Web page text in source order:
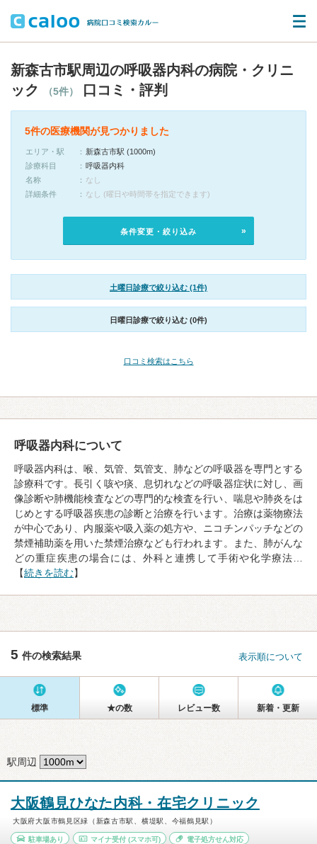
新森古市駅周辺の呼吸器内科の病院・クリニ
ック
（5件） 口コミ・評判
5件の医療機関が見つかりました
エリア・駅
新森古市駅 (1000m)
診療科目
呼吸器内科
名称
なし
詳細条件
なし (曜日や時間帯を指定できます)
条件変更・絞り込み
土曜日診療で絞り込む (1件)
日曜日診療で絞り込む (0件)
口コミ検索はこちら
呼吸器内科について
呼吸器内科は、喉、気管、気管支、肺などの呼吸器を専門とする
診療科です。長引く咳や痰、息切れなどの呼吸器症状に対し、画
像診断や肺機能検査などの専門的な検査を行い、喘息や肺炎をは
じめとする呼吸器疾患の診断と治療を行います。治療は薬物療法
が中心であり、内服薬や吸入薬の処方や、ニコチンパッチなどの
禁煙補助薬を用いた禁煙治療なども行われます。また、肺がんな
どの重症疾患の場合には、外科と連携して手術や化学療法…
【続きを読む】
5 件の検索結果 表示順について
標準 ★の数 レビュー数 新着・更新
駅周辺
大阪鶴見ひなた内科・在宅クリニック
大阪府大阪市鶴見区緑（新森古市駅、横堤駅、今福鶴見駅）
駐車場あり マイナ受付(スマホ可) 電子処方せん対応